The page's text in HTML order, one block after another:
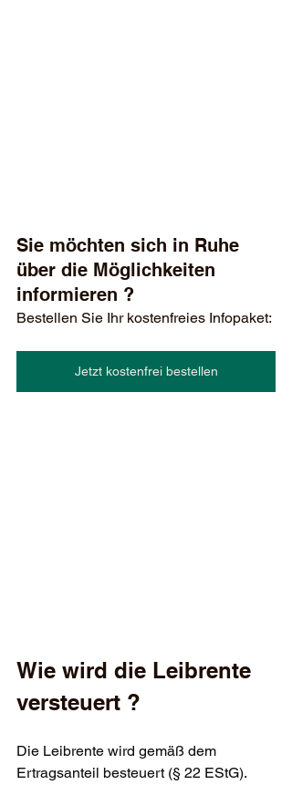
Sie möchten sich in Ruhe
über die Möglichkeiten
informieren ?
Bestellen Sie Ihr kostenfreies Infopaket:
Jetzt kostenfrei bestellen
Wie wird die Leibrente
versteuert ?
Die Leibrente wird gemäß dem
Ertragsanteil besteuert (§ 22 EStG).